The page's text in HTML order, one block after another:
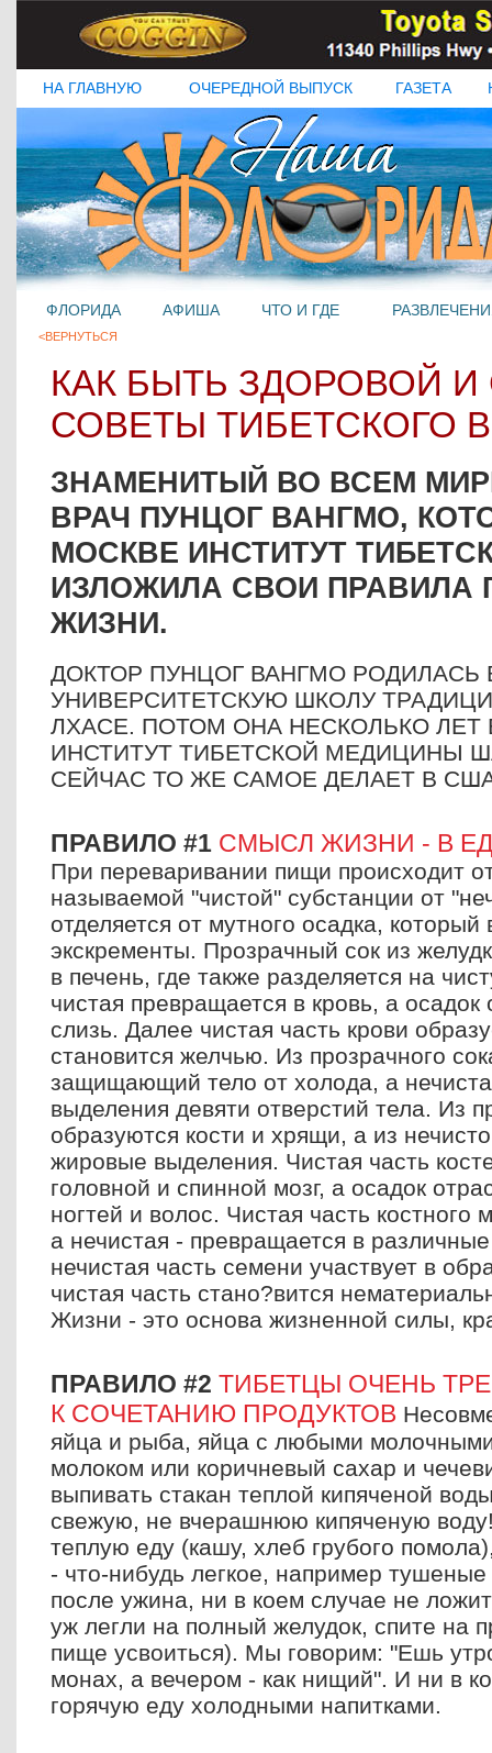
НА ГЛАВНУЮ ОЧЕРЕДНОЙ ВЫПУСК ГАЗЕТА
ФЛОРИДА АФИША ЧТО И ГДЕ
<ВЕРНУТЬСЯ
КАК БЫТЬ ЗДОРОВОЙ И
СОВЕТЫ ТИБЕТСКОГО
ЗНАМЕНИТЫЙ ВО ВСЕМ
ВРАЧ ПУНЦОГ ВАНГМО,
МОСКВЕ ИНСТИТУТ
ИЗЛОЖИЛА СВОИ ПРАВИЛА
ЖИЗНИ.
ДОКТОР ПУНЦОГ ВАНГМО РОДИЛАСЬ
УНИВЕРСИТЕТСКУЮ ШКОЛУ
ЛХАСЕ. ПОТОМ ОНА НЕСКОЛЬКО ЛЕТ
ИНСТИТУТ ТИБЕТСКОЙ МЕДИЦИНЫ
СЕЙЧАС ТО ЖЕ САМОЕ ДЕЛАЕТ В
ПРАВИЛО #1 СМЫСЛ ЖИЗНИ - В
При переваривании пищи происходит
называемой "чистой" субстанции от
отделяется от мутного осадка,
экскременты. Прозрачный сок из
в печень, где также разделяется на
чистая превращается в кровь, а
слизь. Далее чистая часть крови
становится желчью. Из прозрачного
защищающий тело от холода, а
выделения девяти отверстий тела. Из
образуются кости и хрящи, а из
жировые выделения. Чистая часть
головной и спинной мозг, а осадок
ногтей и волос. Чистая часть костного
а нечистая - превращается в
нечистая часть семени участвует в
чистая часть стано?вится
Жизни - это основа жизненной силы,
ПРАВИЛО #2 ТИБЕТЦЫ ОЧЕНЬ
К СОЧЕТАНИЮ ПРОДУКТОВ
яйца и рыба, яйца с любыми
молоком или коричневый сахар и
выпивать стакан теплой кипяченой
свежую, не вчерашнюю кипяченую
теплую еду (кашу, хлеб грубого
- что-нибудь легкое, например
после ужина, ни в коем случае не
уж легли на полный желудок, спите на
пище усвоиться). Мы говорим: "Ешь
монах, а вечером - как нищий". И ни в
горячую еду холодными напитками.